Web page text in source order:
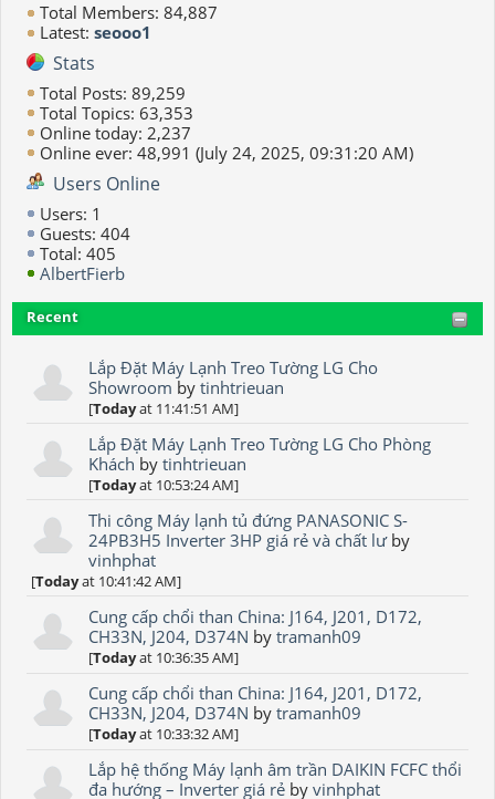
Total Members: 84,887
Latest: seooo1
Stats
Total Posts: 89,259
Total Topics: 63,353
Online today: 2,237
Online ever: 48,991 (July 24, 2025, 09:31:20 AM)
Users Online
Users: 1
Guests: 404
Total: 405
AlbertFierb
Recent
Lắp Đặt Máy Lạnh Treo Tường LG Cho
Showroom bytinhtrieuan
[Todayat 11:41:51 AM]
Lắp Đặt Máy Lạnh Treo Tường LG Cho Phòng
Khách bytinhtrieuan
[Todayat 10:53:24 AM]
Thi công Máy lạnh tủ đứng PANASONIC S-
24PB3H5 Inverter 3HP giá rẻ và chất lưby
vinhphat
[Todayat 10:41:42 AM]
Cung cấp chổi than China: J164, J201, D172,
CH33N, J204, D374N bytramanh09
[Todayat 10:36:35 AM]
Cung cấp chổi than China: J164, J201, D172,
CH33N, J204, D374N bytramanh09
[Todayat 10:33:32 AM]
Lắp hệ thống Máy lạnh âm trần DAIKIN FCFC thổi
đa hướng – Inverter giá rẻ byvinhphat